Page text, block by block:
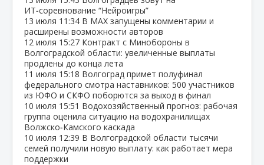
ИТ‑соревнование “Нейроигры”
13 июля 11:34 В МАХ запущены комментарии и
расширены возможности авторов
12 июля 15:27 Контракт с Минобороны в
Волгоградской области: увеличенные выплаты
продлены до конца лета
11 июля 15:18 Волгоград примет полуфинал
федерального смотра наставников: 500 участников
из ЮФО и СКФО поборются за выход в финал
10 июля 15:51 Водохозяйственный прогноз: рабочая
группа оценила ситуацию на водохранилищах
Волжско‑Камского каскада
10 июля 12:39 В Волгоградской области тысячи
семей получили новую выплату: как работает мера
поддержки